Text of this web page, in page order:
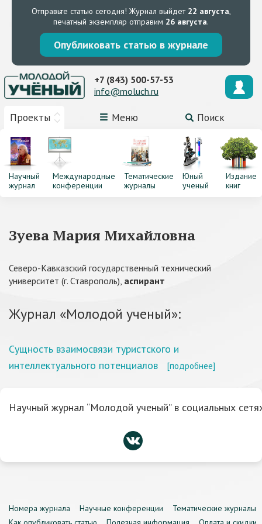
Отправьте статью сегодня! Журнал выйдет 22 августа,
печатный экземпляр отправим 26 августа.
Опубликовать статью в журнале
Проекты Меню Поиск
+7 (843) 500-57-53
info@moluch.ru
Научный
журнал
Международные
конференции
Тематические
журналы
Юный
ученый
Издание
книг
Зуева Мария Михайловна
Северо-Кавказский государственный технический
университет (г. Ставрополь), аспирант
Журнал «Молодой ученый»:
Сущность взаимосвязи туристского и
интеллектуального потенциалов
[подробнее]
Научный журнал “Молодой ученый” в социальных
Номера журнала Научные конференции
Тематические журналы